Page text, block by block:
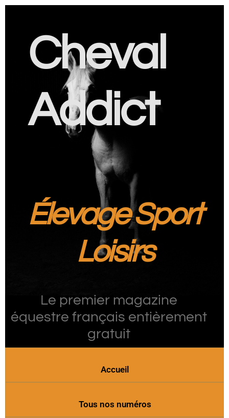
Cheval
Addict
Élevage Sport
Loisirs
Le premier magazine
équestre français entièrement
gratuit
Accueil
Tous nos numéros